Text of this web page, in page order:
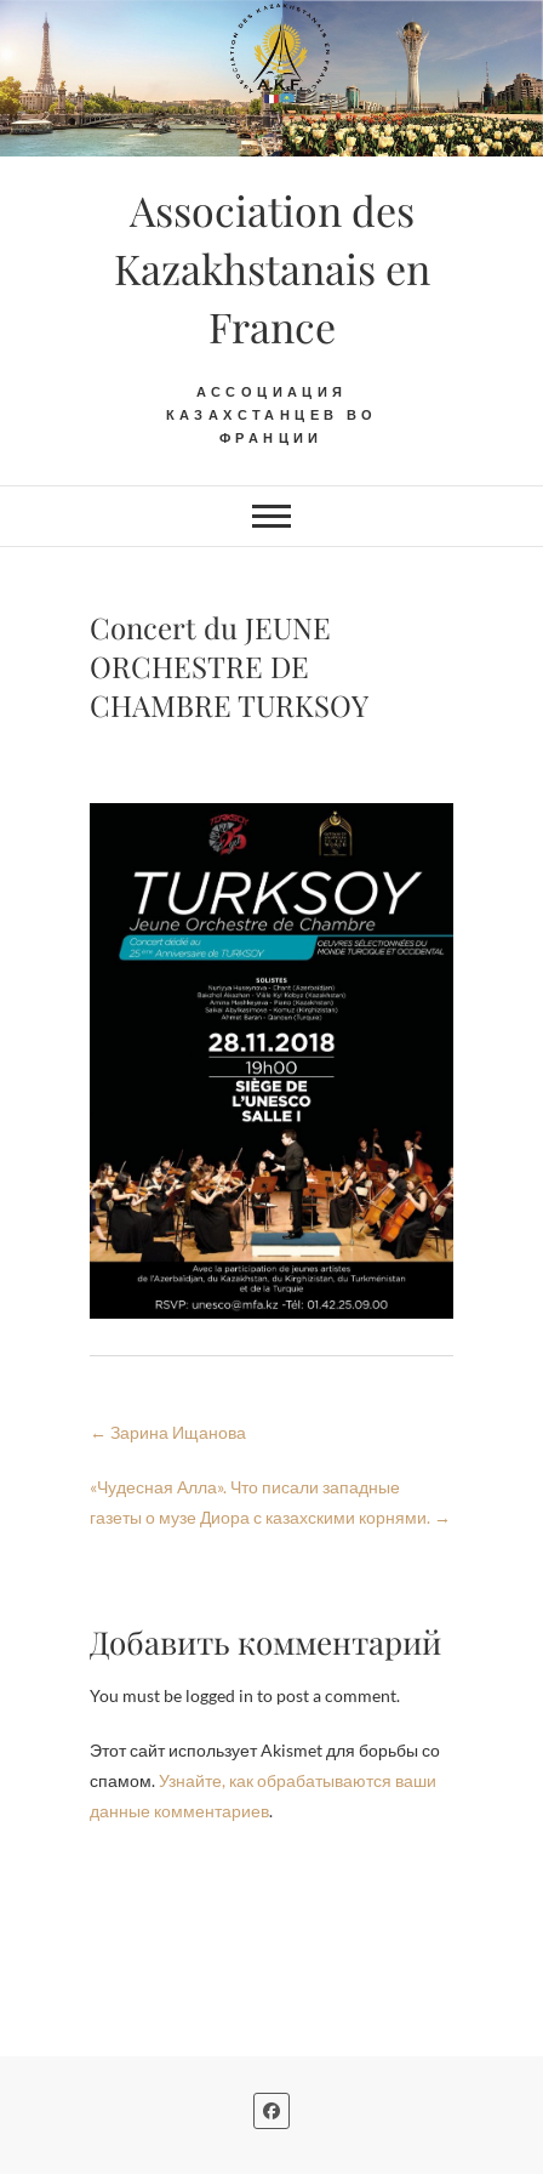
Skip
content
Association des
Kazakhstanais en
France
АССОЦИАЦИЯ
КАЗАХСТАНЦЕВ ВО
ФРАНЦИИ
Concert du JEUNE
ORCHESTRE DE
CHAMBRE TURKSOY
← Зарина Ищанова
«Чудесная Алла». Что писали западные
газеты о музе Диора с казахскими корнями. →
Добавить комментарий
You must be logged in to post a comment.
Этот сайт использует Akismet для борьбы со
спамом.Узнайте, как обрабатываются ваши
данные комментариев.